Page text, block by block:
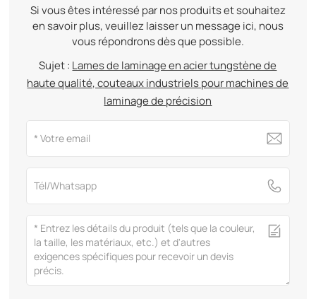
Si vous êtes intéressé par nos produits et souhaitez
en savoir plus, veuillez laisser un message ici, nous
vous répondrons dès que possible.
Sujet : Lames de laminage en acier tungstène de
haute qualité, couteaux industriels pour machines de
laminage de précision